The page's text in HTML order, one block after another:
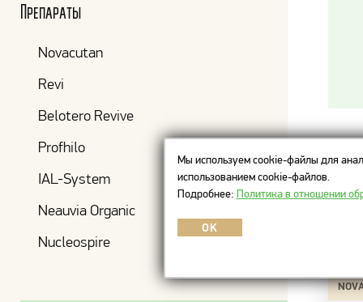
Препараты
Novacutan
Revi
Belotero Revive
Profhilo
IAL-System
Neauvia Organic
Nucleospire
Мы используем cookie-файлы для
использованием cookie-файлов.
Подробнее: Политика в отношении
OK